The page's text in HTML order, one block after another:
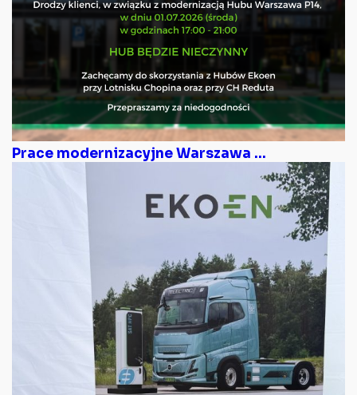
Prace modernizacyjne Warszawa ...